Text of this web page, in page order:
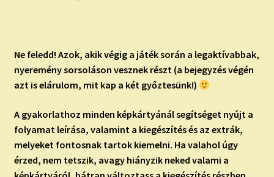
Ne feledd! Azok, akik végig a játék során a legaktívabbak,
nyeremény sorsoláson vesznek részt (a bejegyzés végén
azt is elárulom, mit kap a két győztesünk!)
A gyakorlathoz minden képkártyánál segítséget nyújt a
folyamat leírása, valamint a kiegészítés és az extrák,
melyeket fontosnak tartok kiemelni. Ha valahol úgy
érzed, nem tetszik, avagy hiányzik neked valami a